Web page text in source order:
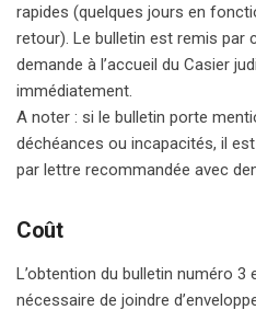
rapides (quelques jours en
retour). Le bulletin est remis par
demande à l’accueil du Casier
immédiatement.
A noter : si le bulletin porte
déchéances ou incapacités, il
par lettre recommandée avec
Coût
L’obtention du bulletin numéro 3
nécessaire de joindre